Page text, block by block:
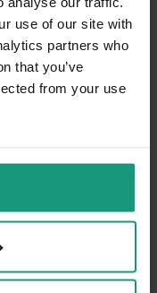
use of our site with
partners who
that you’ve
from your use
zawiera
bakterii do błony
wykazującą